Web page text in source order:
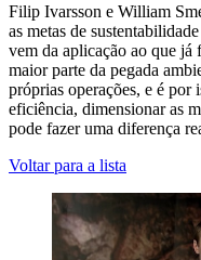
Filip Ivarsson e William
as metas de
vem da aplicação ao que já
maior parte da pegada
próprias operações, e é por
eficiência, dimensionar as
pode fazer uma diferença
Voltar para a lista